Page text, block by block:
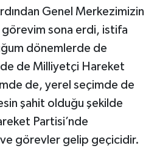
Genel Merkezimizin
görevim sona erdi, istifa
dönemlerde de
de Milliyetçi Hareket
de, yerel seçimde de
şahit olduğu şekilde
Partisi’nde
görevler gelip geçicidir.